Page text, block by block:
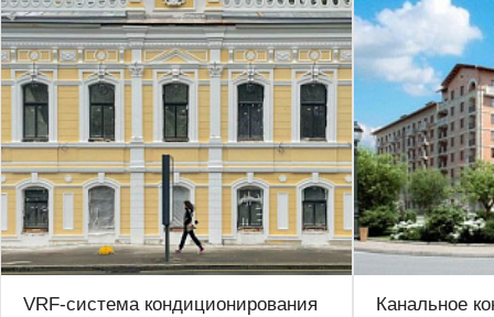
VRF-система кондиционирования
Канальное